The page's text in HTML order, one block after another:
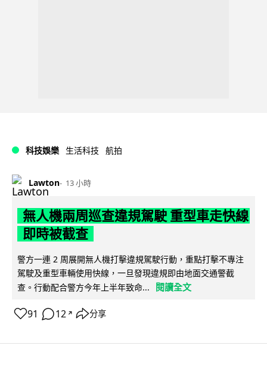
科技娛樂 生活科技 航拍
Lawton 13 小時
無人機兩周巡查違規駕駛 重型車走快線
即時被截查
警方一連 2 周展開無人機打擊違規駕駛行動，重點打擊不專注
駕駛及重型車輛使用快線，一旦發現違規即由地面交通警截
查。行動配合警方今年上半年致命...
閱讀全文
91 12 ↗ 分享